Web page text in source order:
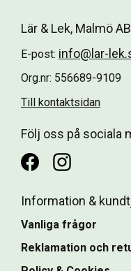
Lär & Lek, Malmö AB
E-post: info@lar-
Org.nr: 556689-9109
Till kontaktsidan
Följ oss på sociala
Information &
Vanliga frågor
Reklamation och